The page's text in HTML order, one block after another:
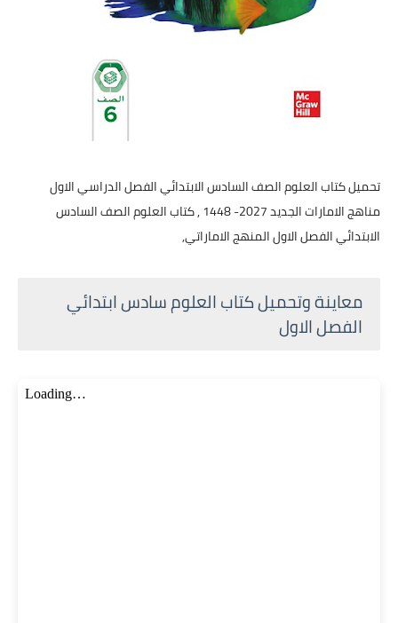
تحميل كتاب العلوم الصف السادس الابتدائي الفصل الدراسي الاول
مناهج الامارات الجديد 2027- 1448 , كتاب العلوم الصف السادس
الابتدائي الفصل الاول المنهج الاماراتي,
معاينة وتحميل كتاب العلوم سادس ابتدائي
الفصل الاول